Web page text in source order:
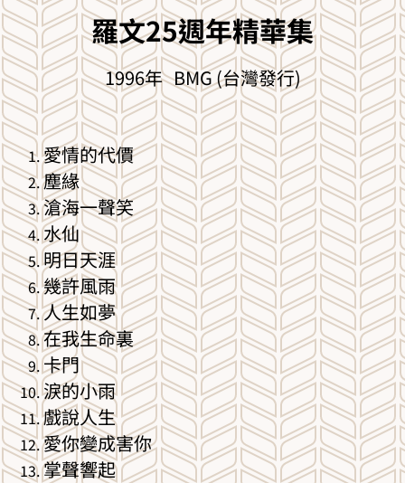
羅文25週年精華集
1996年 BMG (台灣發行)
愛情的代價
塵緣
滄海一聲笑
水仙
明日天涯
幾許風雨
人生如夢
在我生命裏
卡門
淚的小雨
戲說人生
愛你變成害你
掌聲響起